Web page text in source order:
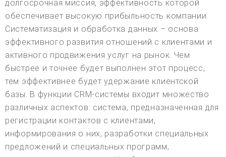
долгосрочная миссия, эффективность которой
обеспечивает высокую прибыльность компании.
Систематизация и обработка данных – основа
эффективного развития отношений с клиентами и
активного продвижения услуг на рынок. Чем
быстрее и точнее будет выполнен этот процесс,
тем эффективнее будет удержание клиентской
базы. В функции CRM-системы входит множество
различных аспектов: система, предназначенная для
регистрации контактов с клиентами,
информирования о них, разработки специальных
предложений и специальных программ,